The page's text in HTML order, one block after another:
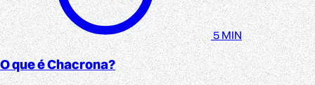
5 MIN
O que é Chacrona?